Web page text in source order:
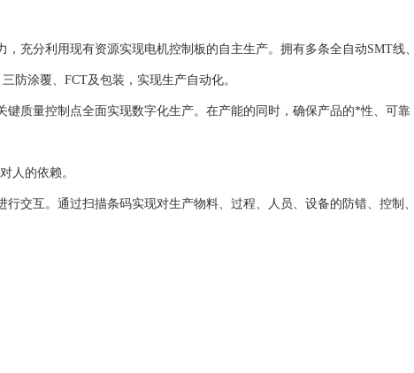
充分利用现有资源实现电机控制板的自主生产。拥有多条全自动SMT线、
防涂覆、FCT及包装，实现生产自动化。
质量控制点全面实现数字化生产。在产能的同时，确保产品的*性、可靠
人的依赖。
交互。通过扫描条码实现对生产物料、过程、人员、设备的防错、控制、